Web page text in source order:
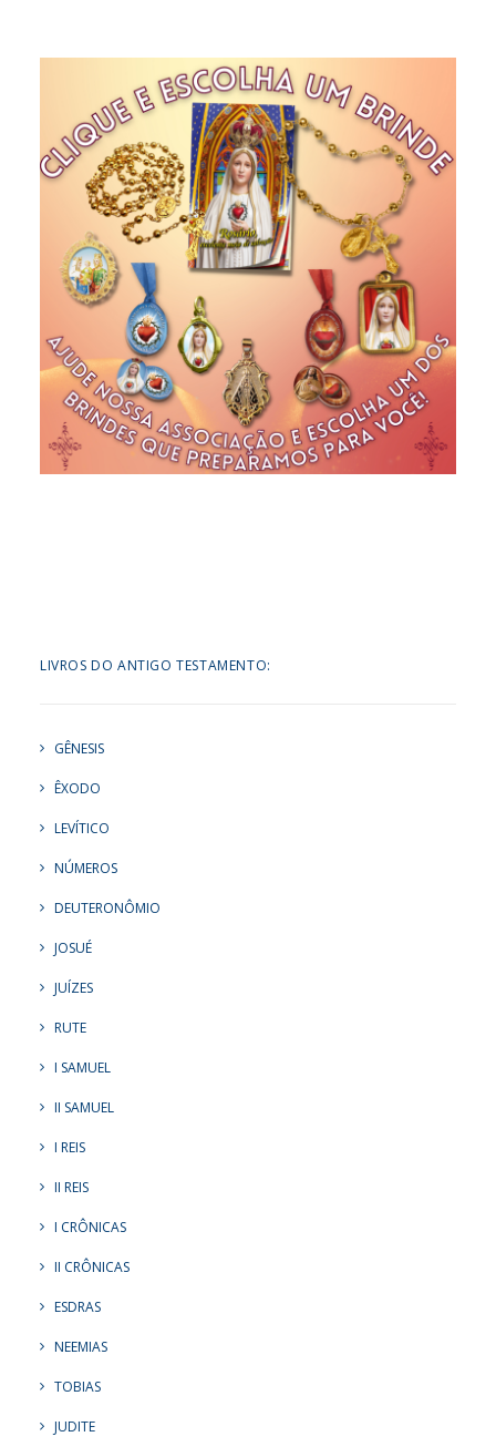
LIVROS DO ANTIGO TESTAMENTO:
GÊNESIS
ÊXODO
LEVÍTICO
NÚMEROS
DEUTERONÔMIO
JOSUÉ
JUÍZES
RUTE
I SAMUEL
II SAMUEL
I REIS
II REIS
I CRÔNICAS
II CRÔNICAS
ESDRAS
NEEMIAS
TOBIAS
JUDITE